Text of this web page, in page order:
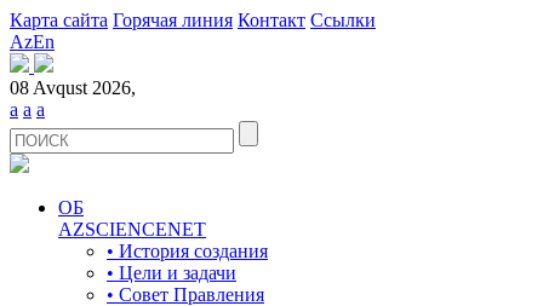
Карта сайта Горячая линия Контакт Ссылки
AzEn
08 Avqust 2026,
a a a
ОБ
AZSCIENCENET
• История создания
• Цели и задачи
• Совет Правления